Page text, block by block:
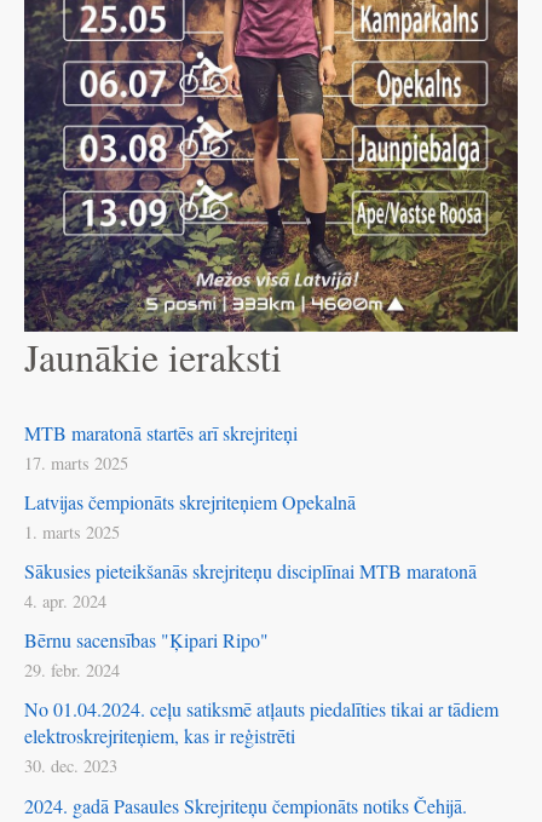
Jaunākie ieraksti
MTB maratonā startēs arī skrejriteņi
17. marts 2025
Latvijas čempionāts skrejriteņiem Opekalnā
1. marts 2025
Sākusies pieteikšanās skrejriteņu disciplīnai MTB maratonā
4. apr. 2024
Bērnu sacensības "Ķipari Ripo"
29. febr. 2024
No 01.04.2024. ceļu satiksmē atļauts piedalīties tikai ar tādiem
elektroskrejriteņiem, kas ir reģistrēti
30. dec. 2023
2024. gadā Pasaules Skrejriteņu čempionāts notiks Čehijā.